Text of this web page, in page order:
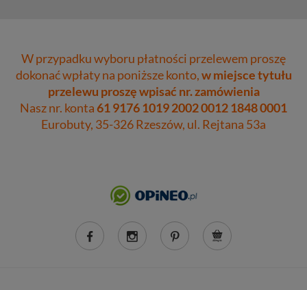
W przypadku wyboru płatności przelewem proszę
dokonać wpłaty na poniższe konto,w miejsce tytułu
przelewu proszę wpisać nr. zamówienia
Nasz nr. konta61 9176 1019 2002 0012 1848 0001
Eurobuty, 35-326 Rzeszów, ul. Rejtana 53a